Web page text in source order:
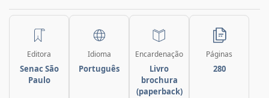
Editora
Senac São
Paulo
Idioma
Português
Encardenação
Livro
brochura
(paperback)
Páginas
280